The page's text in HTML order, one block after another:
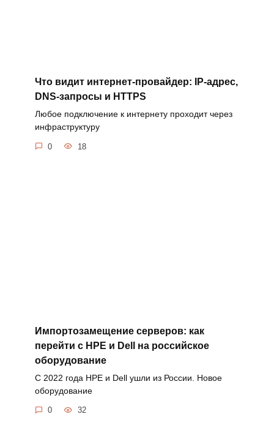
Что видит интернет-провайдер: IP-адрес,
DNS-запросы и HTTPS
Любое подключение к интернету проходит через
инфраструктуру
0 18
Импортозамещение серверов: как
перейти с HPE и Dell на российское
оборудование
С 2022 года HPE и Dell ушли из России. Новое
оборудование
0 32